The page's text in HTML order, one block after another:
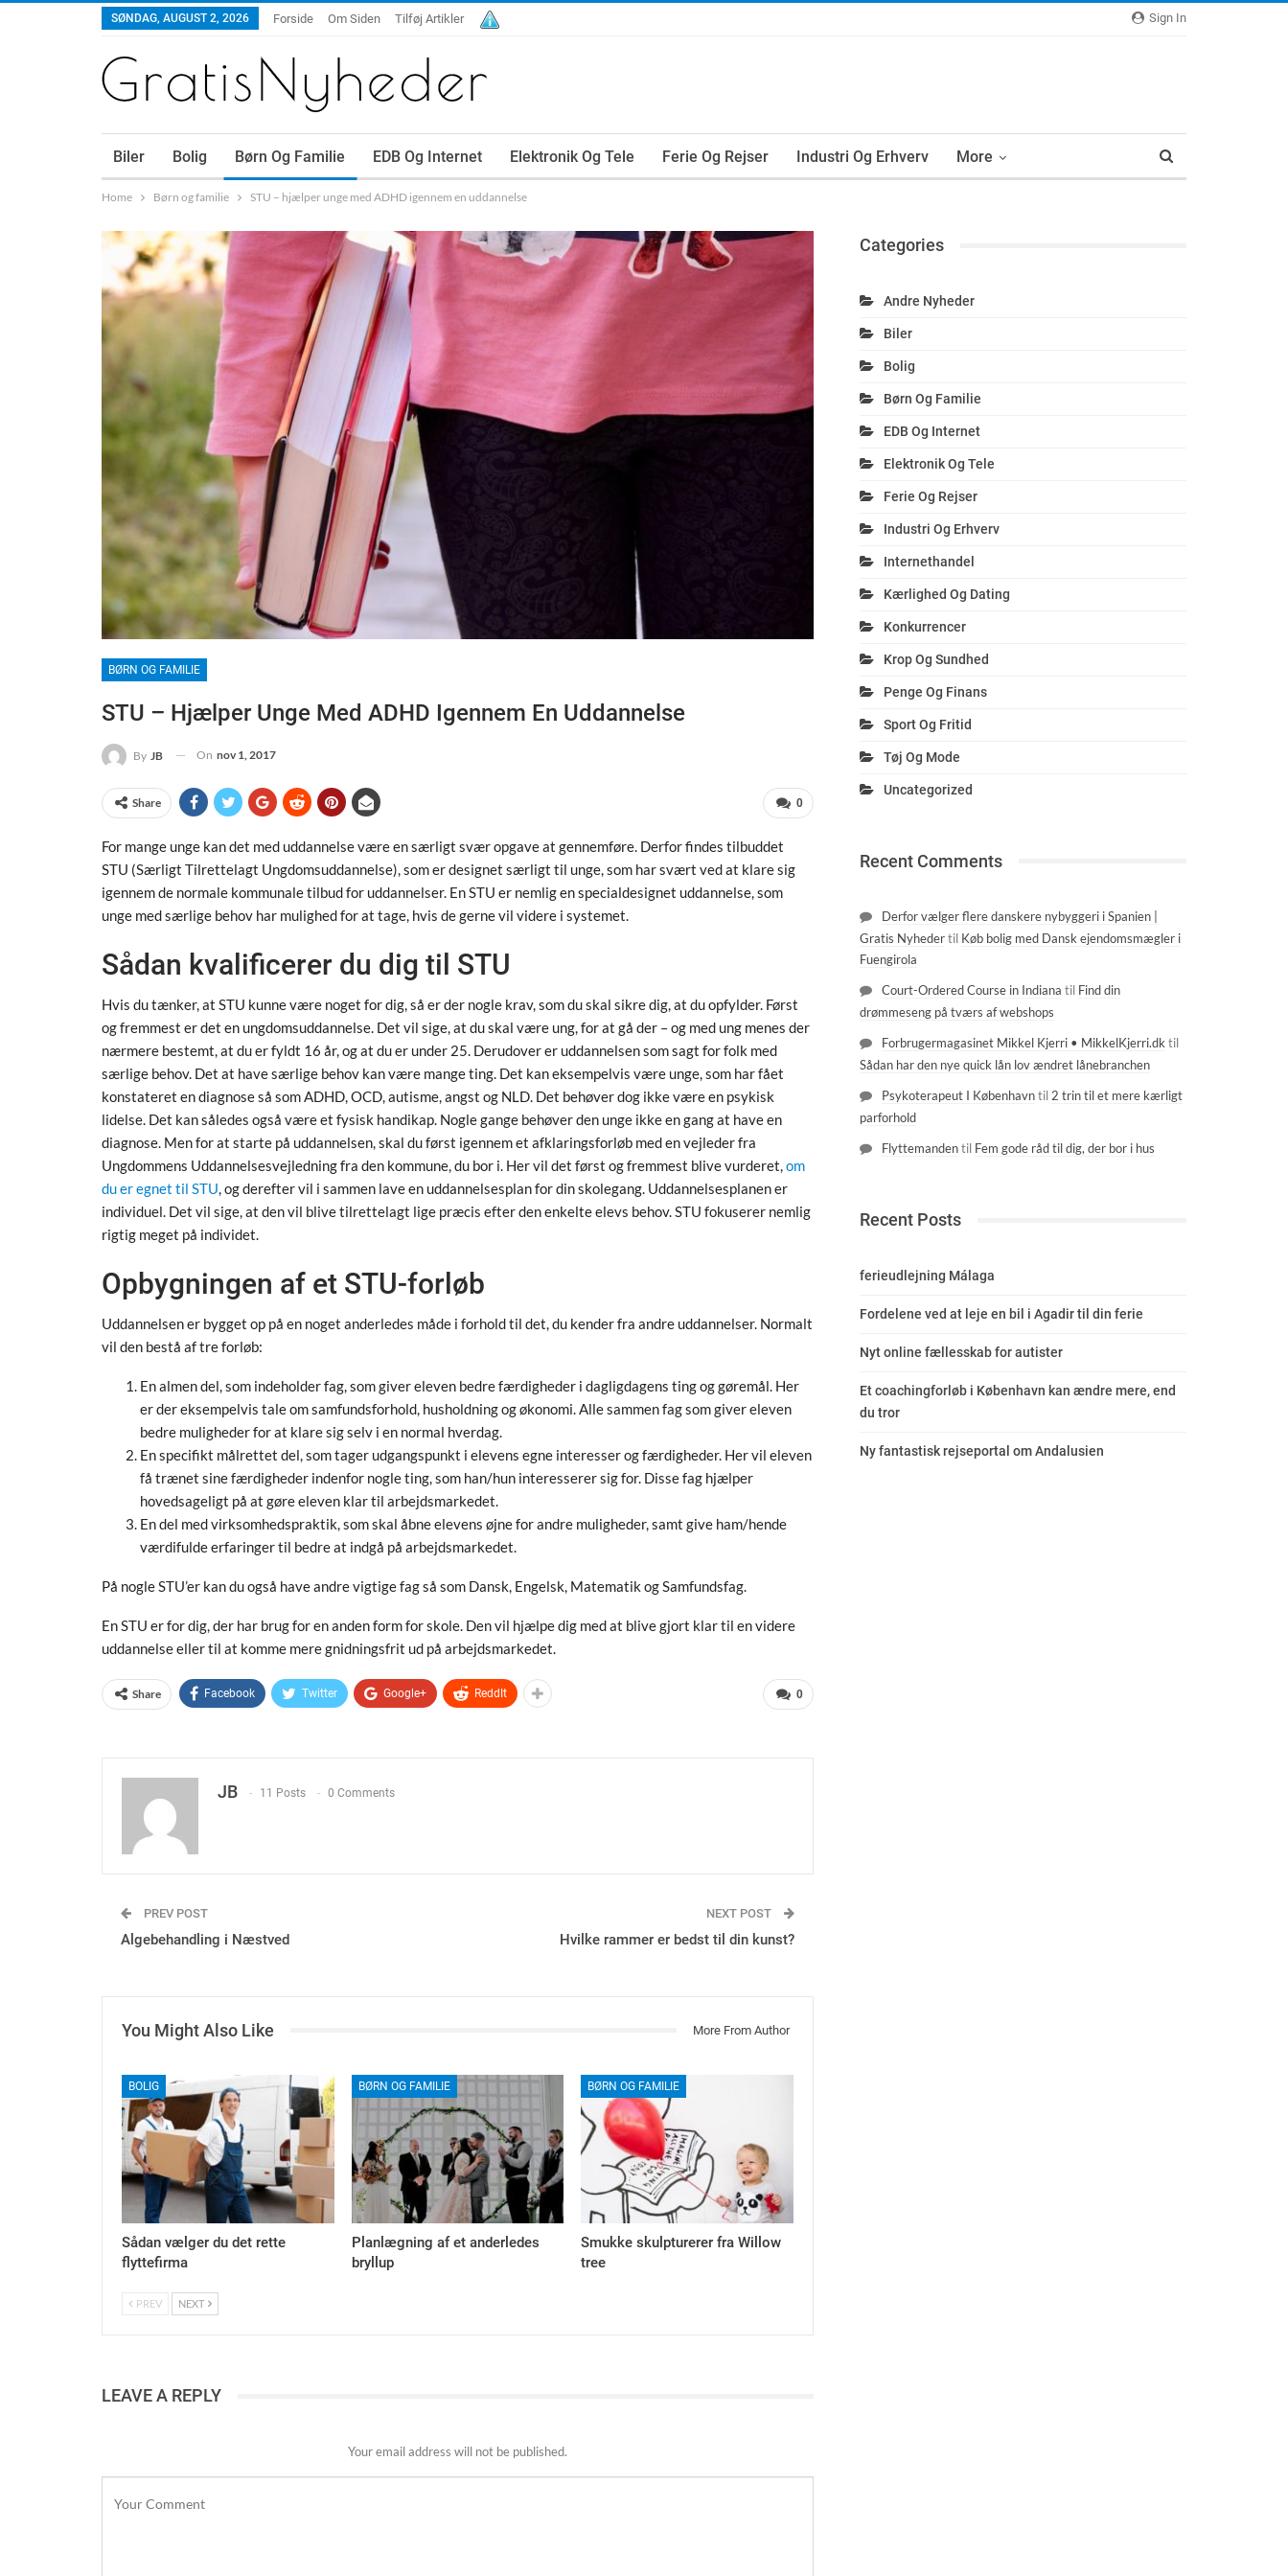
Sign In
SØNDAG, AUGUST 2, 2026 Forside Om Siden Tilføj Artikler
Biler Bolig Børn Og Familie EDB Og Internet Elektronik Og Tele Ferie Og Rejser Industri Og Erhverv More
Home Børn og familie STU – hjælper unge med ADHD igennem en uddannelse
BØRN OG FAMILIE
STU – Hjælper Unge Med ADHD Igennem En Uddannelse
By JB On nov 1, 2017
0
Share
For mange unge kan det med uddannelse være en særligt svær opgave at gennemføre. Derfor findes tilbuddet
STU (Særligt Tilrettelagt Ungdomsuddannelse), som er designet særligt til unge, som har svært ved at klare sig
igennem de normale kommunale tilbud for uddannelser. En STU er nemlig en specialdesignet uddannelse, som
unge med særlige behov har mulighed for at tage, hvis de gerne vil videre i systemet.
Sådan kvalificerer du dig til STU
Hvis du tænker, at STU kunne være noget for dig, så er der nogle krav, som du skal sikre dig, at du opfylder. Først
og fremmest er det en ungdomsuddannelse. Det vil sige, at du skal være ung, for at gå der – og med ung menes der
nærmere bestemt, at du er fyldt 16 år, og at du er under 25. Derudover er uddannelsen som sagt for folk med
særlige behov. Det at have særlige behov kan være mange ting. Det kan eksempelvis være unge, som har fået
konstateret en diagnose så som ADHD, OCD, autisme, angst og NLD. Det behøver dog ikke være en psykisk
lidelse. Det kan således også være et fysisk handikap. Nogle gange behøver den unge ikke en gang at have en
diagnose. Men for at starte på uddannelsen, skal du først igennem et afklaringsforløb med en vejleder fra
Ungdommens Uddannelsesvejledning fra den kommune, du bor i. Her vil det først og fremmest blive vurderet,om
du er egnet til STU, og derefter vil i sammen lave en uddannelsesplan for din skolegang. Uddannelsesplanen er
individuel. Det vil sige, at den vil blive tilrettelagt lige præcis efter den enkelte elevs behov. STU fokuserer nemlig
rigtig meget på individet.
Opbygningen af et STU-forløb
Uddannelsen er bygget op på en noget anderledes måde i forhold til det, du kender fra andre uddannelser. Normalt
vil den bestå af tre forløb:
En almen del, som indeholder fag, som giver eleven bedre færdigheder i dagligdagens ting og gøremål. Her
er der eksempelvis tale om samfundsforhold, husholdning og økonomi. Alle sammen fag som giver eleven
bedre muligheder for at klare sig selv i en normal hverdag.
En specifikt målrettet del, som tager udgangspunkt i elevens egne interesser og færdigheder. Her vil eleven
få trænet sine færdigheder indenfor nogle ting, som han/hun interesserer sig for. Disse fag hjælper
hovedsageligt på at gøre eleven klar til arbejdsmarkedet.
En del med virksomhedspraktik, som skal åbne elevens øjne for andre muligheder, samt give ham/hende
værdifulde erfaringer til bedre at indgå på arbejdsmarkedet.
På nogle STU’er kan du også have andre vigtige fag så som Dansk, Engelsk, Matematik og Samfundsfag.
En STU er for dig, der har brug for en anden form for skole. Den vil hjælpe dig med at blive gjort klar til en videre
uddannelse eller til at komme mere gnidningsfrit ud på arbejdsmarkedet.
0
Share Facebook Twitter Google+ ReddIt
JB 11 Posts 0 Comments
PREV POST
Algebehandling i Næstved
NEXT POST
Hvilke rammer er bedst til din kunst?
You Might Also Like More From Author
BOLIG
Sådan vælger du det rette
flyttefirma
BØRN OG FAMILIE
Planlægning af et anderledes
bryllup
BØRN OG FAMILIE
Smukke skulpturerer fra Willow
tree
PREV NEXT
LEAVE A REPLY
Your email address will not be published.
Categories
Andre Nyheder
Biler
Bolig
Børn Og Familie
EDB Og Internet
Elektronik Og Tele
Ferie Og Rejser
Industri Og Erhverv
Internethandel
Kærlighed Og Dating
Konkurrencer
Krop Og Sundhed
Penge Og Finans
Sport Og Fritid
Tøj Og Mode
Uncategorized
Recent Comments
Derfor vælger flere danskere nybyggeri i Spanien |
Gratis Nyhedertil Køb bolig med Dansk ejendomsmægler i
Fuengirola
Court-Ordered Course in Indiana til Find din
drømmeseng på tværs af webshops
Forbrugermagasinet Mikkel Kjerri • MikkelKjerri.dktil
Sådan har den nye quick lån lov ændret lånebranchen
Psykoterapeut I Københavntil2 trin til et mere kærligt
parforhold
Flyttemandentil Fem gode råd til dig, der bor i hus
Recent Posts
ferieudlejning Málaga
Fordelene ved at leje en bil i Agadir til din ferie
Nyt online fællesskab for autister
Et coachingforløb i København kan ændre mere, end
du tror
Ny fantastisk rejseportal om Andalusien